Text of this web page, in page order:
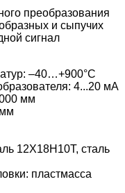
преобразования
и сыпучих
сигнал
–40…+900°C
4...20 мА
мм
12Х18Н10Т, сталь
пластмасса